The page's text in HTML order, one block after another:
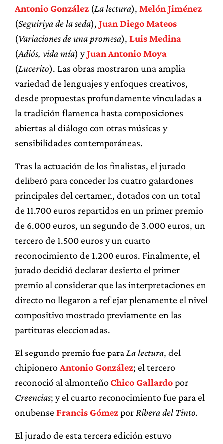
Antonio González (La lectura), Melón Jiménez
(Seguiriya de la seda), Juan Diego Mateos
(Variaciones de una promesa), Luis Medina
(Adiós, vida mía) yJuan Antonio Moya
(Lucerito). Las obras mostraron una amplia
variedad de lenguajes y enfoques creativos,
desde propuestas profundamente vinculadas a
la tradición flamenca hasta composiciones
abiertas al diálogo con otras músicas y
sensibilidades contemporáneas.
Tras la actuación de los finalistas, el jurado
deliberó para conceder los cuatro galardones
principales del certamen, dotados con un total
de 11.700 euros repartidos en un primer premio
de 6.000 euros, un segundo de 3.000 euros, un
tercero de 1.500 euros y un cuarto
reconocimiento de 1.200 euros. Finalmente, el
jurado decidió declarar desierto el primer
premio al considerar que las interpretaciones en
directo no llegaron a reflejar plenamente el nivel
compositivo mostrado previamente en las
partituras eleccionadas.
El segundo premio fue para La lectura, del
chipionero Antonio González; el tercero
reconoció al almonteño Chico Gallardopor
Creencias; y el cuarto reconocimiento fue para el
onubense Francis Gómezpor Ribera del Tinto.
El jurado de esta tercera edición estuvo